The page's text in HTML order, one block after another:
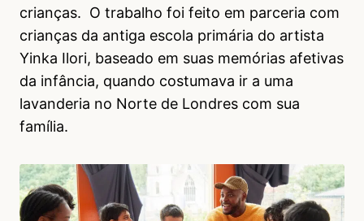
crianças. O trabalho foi feito em parceria com
crianças da antiga escola primária do artista
Yinka Ilori, baseado em suas memórias afetivas
da infância, quando costumava ir a uma
lavanderia no Norte de Londres com sua
família.